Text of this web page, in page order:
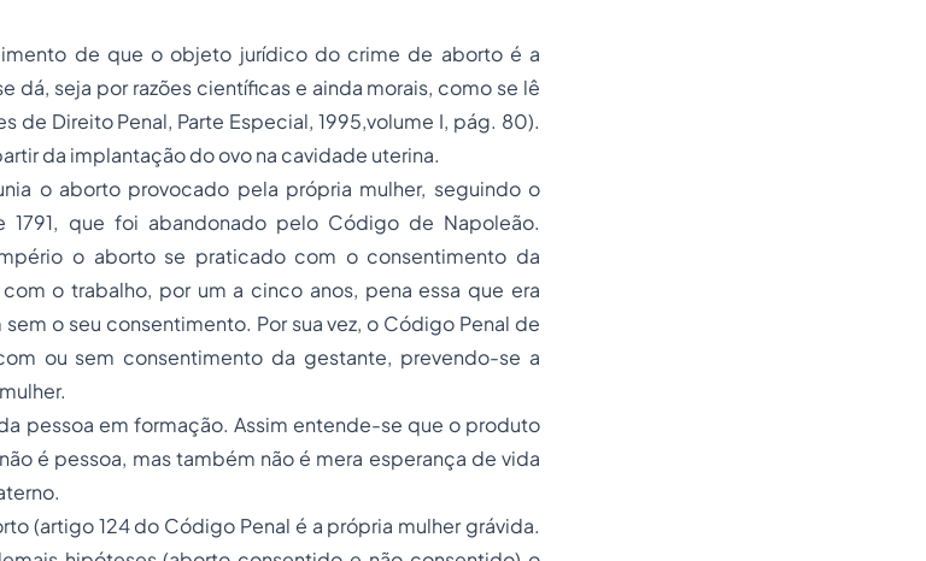
de que o objeto jurídico do crime de aborto é a
dá, seja por razões científicas e ainda morais, como se lê
de Direito Penal, Parte Especial, 1995,volume I, pág. 80).
da implantação do ovo na cavidade uterina.
o aborto provocado pela própria mulher, seguindo o
que foi abandonado pelo Código de Napoleão.
o aborto se praticado com o consentimento da
o trabalho, por um a cinco anos, pena essa que era
o seu consentimento. Por sua vez, o Código Penal de
ou sem consentimento da gestante, prevendo-se a
pessoa em formação. Assim entende-se que o produto
é pessoa, mas também não é mera esperança de vida
(artigo 124 do Código Penal é a própria mulher grávida.